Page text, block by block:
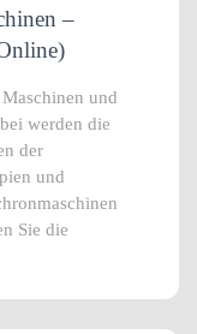
–
und
werden die
der
und
Sie die